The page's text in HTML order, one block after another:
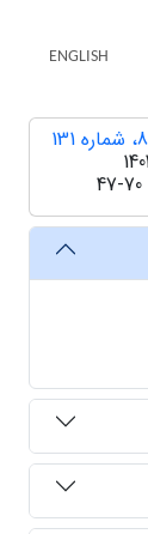
ENGLISH
47-70